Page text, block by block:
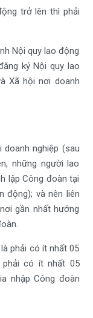
trở lên thì phải
Nội quy lao động
ký Nội quy lao
Xã hội nơi doanh
nghiệp (sau
những người lao
lập Công đoàn tại
động); và nên liên
gần nhất hướng
phải có ít nhất 05
phải có ít nhất 05
nhập Công đoàn